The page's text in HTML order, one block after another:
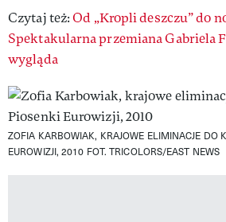
Czytaj też:Od „Kropli deszczu” do
Spektakularna przemiana Gabriela
wygląda
ZOFIA KARBOWIAK, KRAJOWE ELIMINACJE DO
EUROWIZJI, 2010 FOT. TRICOLORS/EAST NEWS